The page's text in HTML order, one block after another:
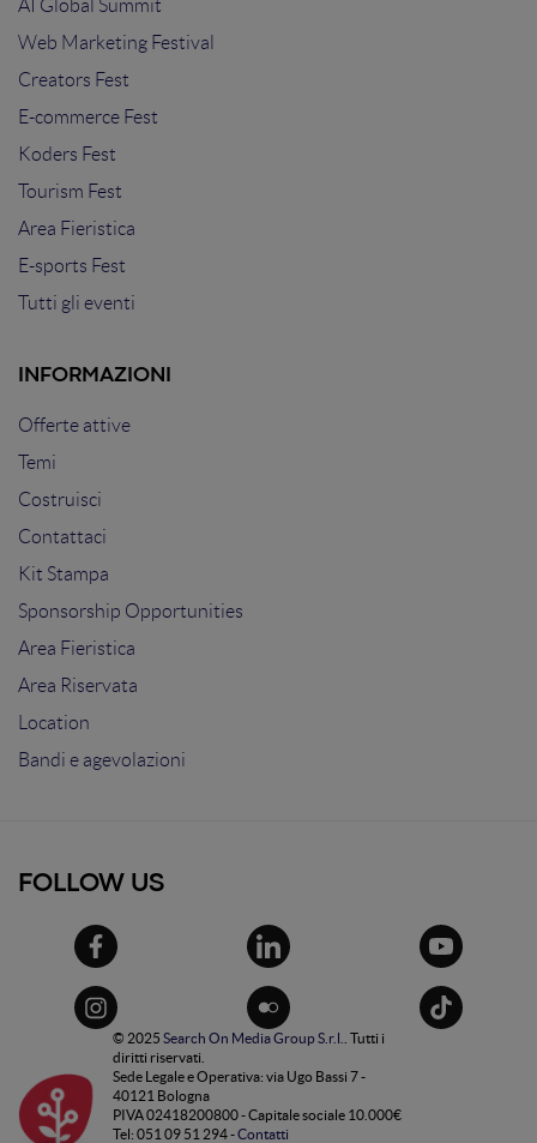
AI Global Summit
Web Marketing Festival
Creators Fest
E-commerce Fest
Koders Fest
Tourism Fest
Area Fieristica
E-sports Fest
Tutti gli eventi
INFORMAZIONI
Offerte attive
Temi
Costruisci
Contattaci
Kit Stampa
Sponsorship Opportunities
Area Fieristica
Area Riservata
Location
Bandi e agevolazioni
FOLLOW US
© 2025 Search On Media Group S.r.l.
. Tutti i
diritti riservati.
Sede Legale e Operativa: via Ugo Bassi 7 -
40121 Bologna
PIVA 02418200800 - Capitale sociale 10.000€
Tel: 051 09 51 294 -Contatti